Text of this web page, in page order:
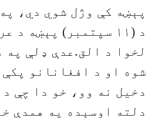
پېښه کې وژل شوي دي،
د (۱۱ سپتمبر) پېښه
لخوا د الق.عدې ډلې په
شوه او د افغانانو پکې
دخيل نه وو، خو دا چې د